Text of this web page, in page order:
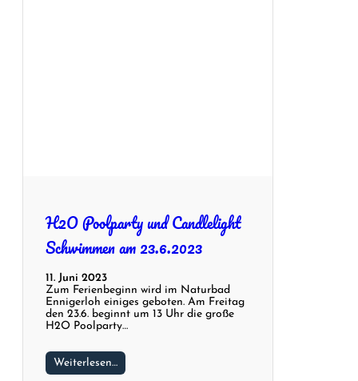
H2O Poolparty und Candlelight
Schwimmen am 23.6.2023
11. Juni 2023
Zum Ferienbeginn wird im Naturbad
Ennigerloh einiges geboten. Am Freitag
den 23.6. beginnt um 13 Uhr die große
H2O Poolparty…
Weiterlesen…